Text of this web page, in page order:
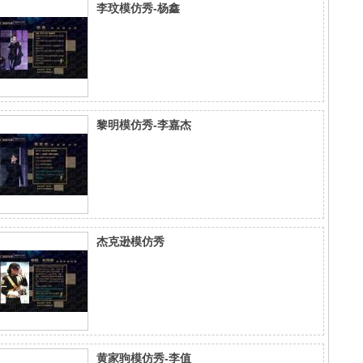
李玟模仿秀-杨鑫
黎明模仿秀-李嘉杰
杰克逊模仿秀
黄家驹模仿秀-李值